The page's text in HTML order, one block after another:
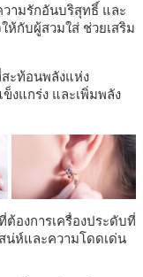
มรักอันบริสุทธิ์ และ
ห้กับผู้สวมใส่ ช่วยเสริม
ะท้อนพลังแห่ง
งแกร่ง และเพิ่มพลัง
องการเครื่องประดับที่
น่ห์และความโดดเด่น